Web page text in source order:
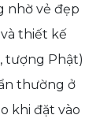
nhờ vẻ đẹp
thiết kế
tượng Phật)
thường ở
khi đặt vào